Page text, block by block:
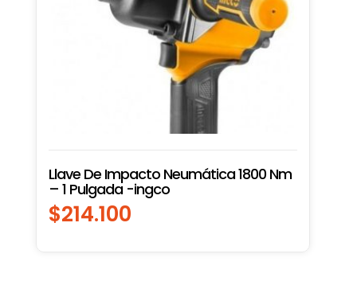
Llave De Impacto Neumática 1800 Nm
– 1 Pulgada -ingco
$214.100